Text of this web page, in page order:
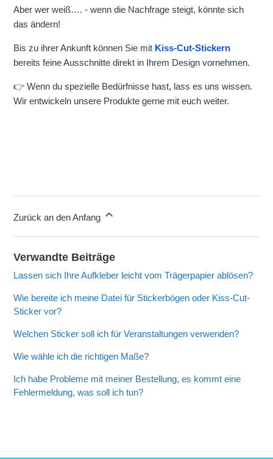
Aber wer weiß…. - wenn die Nachfrage steigt, könnte sich
das ändern!
Bis zu ihrer Ankunft können Sie mit Kiss-Cut-Stickern
bereits feine Ausschnitte direkt in Ihrem Design vornehmen.
👉 Wenn du spezielle Bedürfnisse hast, lass es uns wissen.
Wir entwickeln unsere Produkte gerne mit euch weiter.
Zurück an den Anfang
Verwandte Beiträge
Lassen sich Ihre Aufkleber leicht vom Trägerpapier ablösen?
Wie bereite ich meine Datei für Stickerbögen oder Kiss-Cut-
Sticker vor?
Welchen Sticker soll ich für Veranstaltungen verwenden?
Wie wähle ich die richtigen Maße?
Ich habe Probleme mit meiner Bestellung, es kommt eine
Fehlermeldung, was soll ich tun?